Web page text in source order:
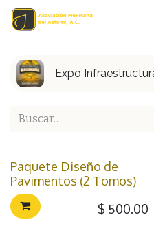
Ir al contenido
Expo
Paquete Diseño de
Pavimentos (2 Tomos)
$ 500.00